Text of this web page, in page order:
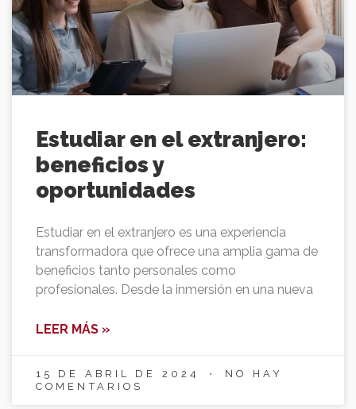
Estudiar en el extranjero:
beneficios y
oportunidades
Estudiar en el extranjero es una experiencia
transformadora que ofrece una amplia gama de
beneficios tanto personales como
profesionales. Desde la inmersión en una nueva
LEER MÁS »
15 DE ABRIL DE 2024
NO HAY
COMENTARIOS